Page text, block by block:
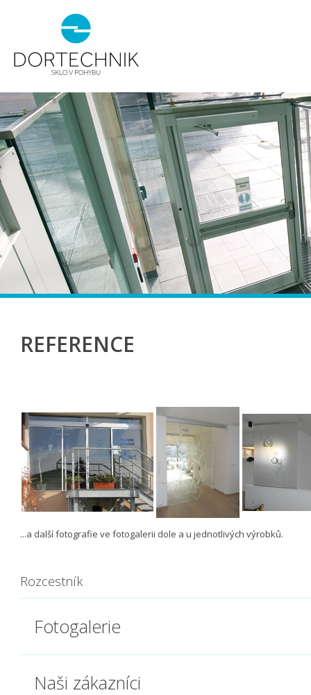
REFERENCE
...a další fotografie ve fotogalerii dole a u jednotlivých výrobků.
Rozcestník
Fotogalerie
Naši zákazníci